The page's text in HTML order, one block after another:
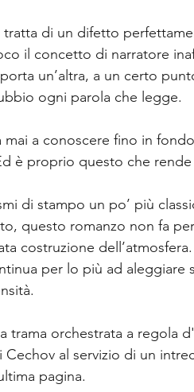
di un difetto
il concetto di narratore
un’altra, a un certo
ogni parola che legge.
a conoscere fino in
è proprio questo che
di stampo un po’ più
questo romanzo non fa
costruzione
per lo più ad aleggiare
trama orchestrata a regola
al servizio di un
pagina.